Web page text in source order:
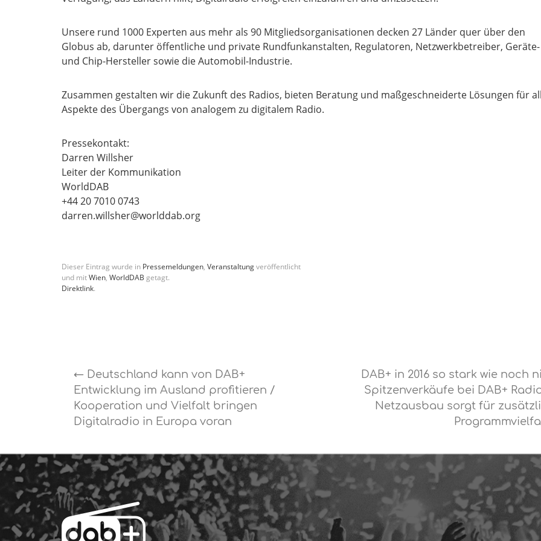
Unsere rund 1000 Experten aus mehr als 90 Mitgliedsorganisationen decken 27 Länder quer über den
Globus ab, darunter öffentliche und private Rundfunkanstalten, Regulatoren, Netzwerkbetreiber, Geräte-
und Chip-Hersteller sowie die Automobil-Industrie.
Zusammen gestalten wir die Zukunft des Radios, bieten Beratung und maßgeschneiderte Lösungen für
Aspekte des Übergangs von analogem zu digitalem Radio.
Pressekontakt:
Darren Willsher
Leiter der Kommunikation
WorldDAB
+44 20 7010 0743
darren.willsher@worlddab.org
Dieser Eintrag wurde in Pressemeldungen, Veranstaltungveröffentlicht
und mitWien, WorldDAB getagt.
Direktlink.
← Deutschland kann von DAB+
Entwicklung im Ausland profitieren /
Kooperation und Vielfalt bringen
Digitalradio in Europa voran
DAB+ in 2016 so stark wie noch
Spitzenverkäufe bei DAB+
Netzausbau sorgt für